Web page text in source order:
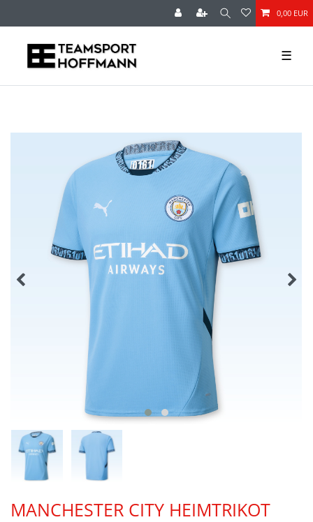
0,00 EUR
☰
MANCHESTER CITY HEIMTRIKOT